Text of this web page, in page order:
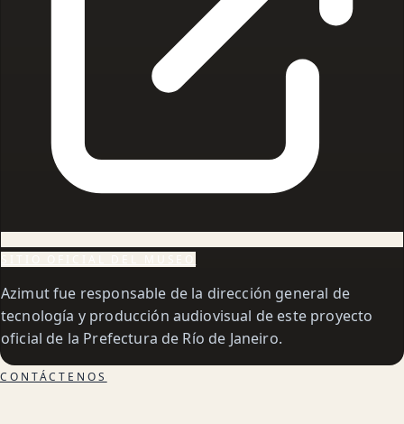
Azimut fue responsable de la dirección general de
tecnología y producción audiovisual de este proyecto
oficial de la Prefectura de Río de Janeiro.
CONTÁCTENOS